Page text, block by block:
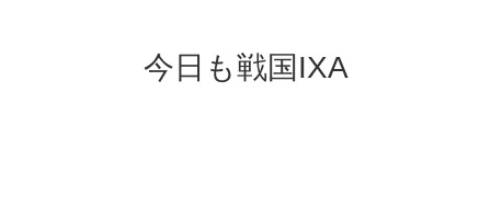
今日も戦国IXA